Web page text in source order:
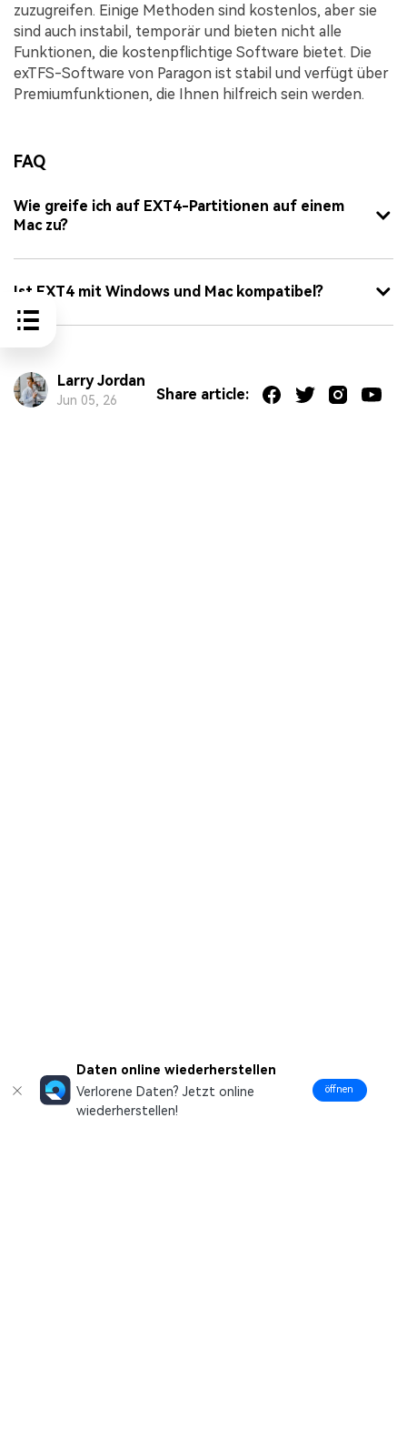
zuzugreifen. Einige Methoden sind kostenlos, aber sie
sind auch instabil, temporär und bieten nicht alle
Funktionen, die kostenpflichtige Software bietet. Die
exTFS-Software von Paragon ist stabil und verfügt über
Premiumfunktionen, die Ihnen hilfreich sein werden.
FAQ
Wie greife ich auf EXT4-Partitionen auf einem
Mac zu?
Ist EXT4 mit Windows und Mac kompatibel?
Larry Jordan
Jun 05, 26 Share article:
Daten online wiederherstellen
Verlorene Daten? Jetzt online
wiederherstellen!
öffnen